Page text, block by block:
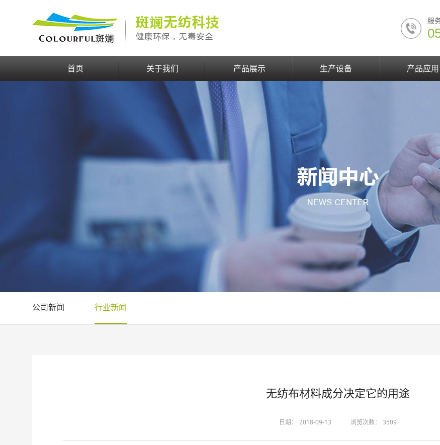
服
首页 关于我们 产品展示 生产设备 产品应用
公司新闻 行业新闻
无纺布材料成分决定它的用途
日期： 2018-09-13 浏览次数： 3509